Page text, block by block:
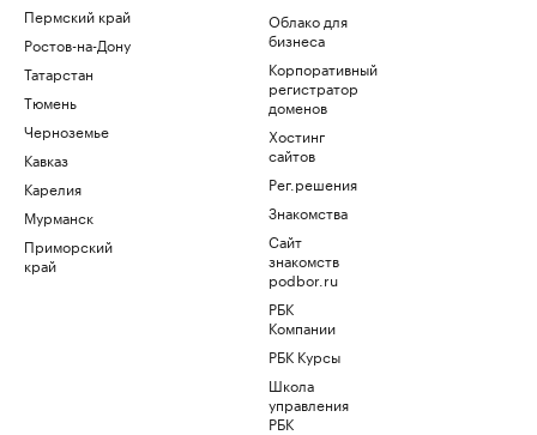
Пермский край
Ростов-на-Дону
Татарстан
Тюмень
Черноземье
Кавказ
Карелия
Мурманск
Приморский
край
Облако для
бизнеса
Корпоративный
регистратор
доменов
Хостинг
сайтов
Рег.решения
Знакомства
Сайт
знакомств
podbor.ru
РБК
Компании
РБК Курсы
Школа
управления
РБК